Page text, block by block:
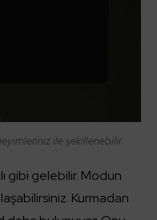
ile şekillenebilir
gibi gelebilir. Modun
Kurmadan